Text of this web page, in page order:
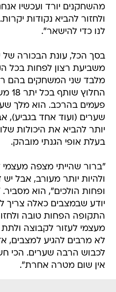
מהשחקנים יורד ועכשיו
ולחזור להביא נקודות
לנו כדי להישאר".
בסך הכל, עונת הבכורה
משביעת רצון לפחות בכל
מלבד שני המשחקים בהם
פעמים בהרכב. הוא מלך
שערים (ועוד אחד בגביע),
יותר להביא את היכולות שלו
בעלת אופי הגנתי מובהק.
"ברור שהייתי מצפה מעצמי
ולהיות יותר מעורב, אבל
ופחות הולכים", הוא
יודע שבמצבים כאלה צריך
התקופה הפחות טובה
מעצמי לעזור לקבוצה
לא מרבים להגיע למצבים,
לכבוש הרבה שערים. הכי
אין שום מטרה אחרת".